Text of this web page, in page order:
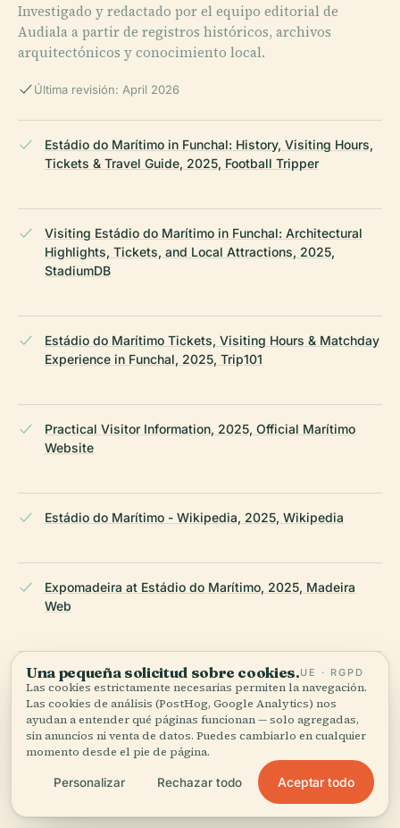
Investigado y redactado por el equipo editorial de
Audiala a partir de registros históricos, archivos
arquitectónicos y conocimiento local.
Última revisión: April 2026
Estádio do Marítimo in Funchal: History, Visiting Hours,
Tickets & Travel Guide, 2025, Football Tripper
Visiting Estádio do Marítimo in Funchal: Architectural
Highlights, Tickets, and Local Attractions, 2025,
StadiumDB
Estádio do Marítimo Tickets, Visiting Hours & Matchday
Experience in Funchal, 2025, Trip101
Practical Visitor Information, 2025, Official Marítimo
Website
Estádio do Marítimo - Wikipedia, 2025, Wikipedia
Expomadeira at Estádio do Marítimo, 2025, Madeira
Web
Stadium Guide: Estádio dos Barreiros, 2025, Stadium
Guide
The Anxious Travel Guy - Football in Madeira, 2025, The
Anxious Travel Guy
Una pequeña solicitud sobre cookies.UE · RGPD
Las cookies estrictamente necesarias permiten la navegación.
Las cookies de análisis (PostHog, Google Analytics) nos
ayudan a entender qué páginas funcionan — solo agregadas,
sin anuncios ni venta de datos. Puedes cambiarlo en cualquier
momento desde el pie de página.
Personalizar Rechazar todo Aceptar todo